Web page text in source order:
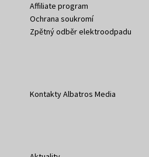
Affiliate program
Ochrana soukromí
Zpětný odběr elektroodpadu
Kontakty Albatros Media